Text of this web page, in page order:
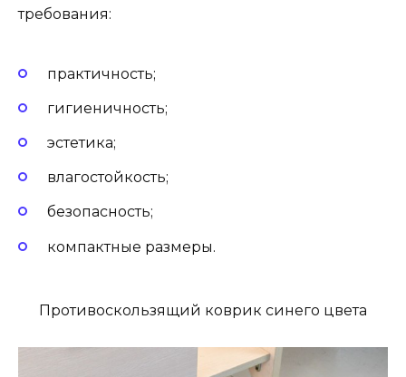
требования:
практичность;
гигиеничность;
эстетика;
влагостойкость;
безопасность;
компактные размеры.
Противоскользящий коврик синего цвета